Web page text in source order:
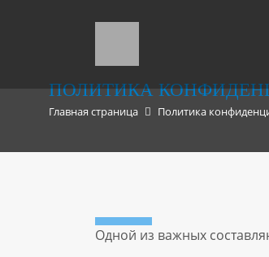
ПОЛИТИКА
Главная страница Политика
Одной из важных